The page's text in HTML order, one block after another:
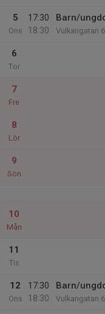
5
Ons
17:30
18:30
Barn/
Vulkangatan 6
6
Tor
7
Fre
8
Lör
9
Sön
10
Mån
11
Tis
12
Ons
17:30
18:30
Barn/
Vulkangatan 6